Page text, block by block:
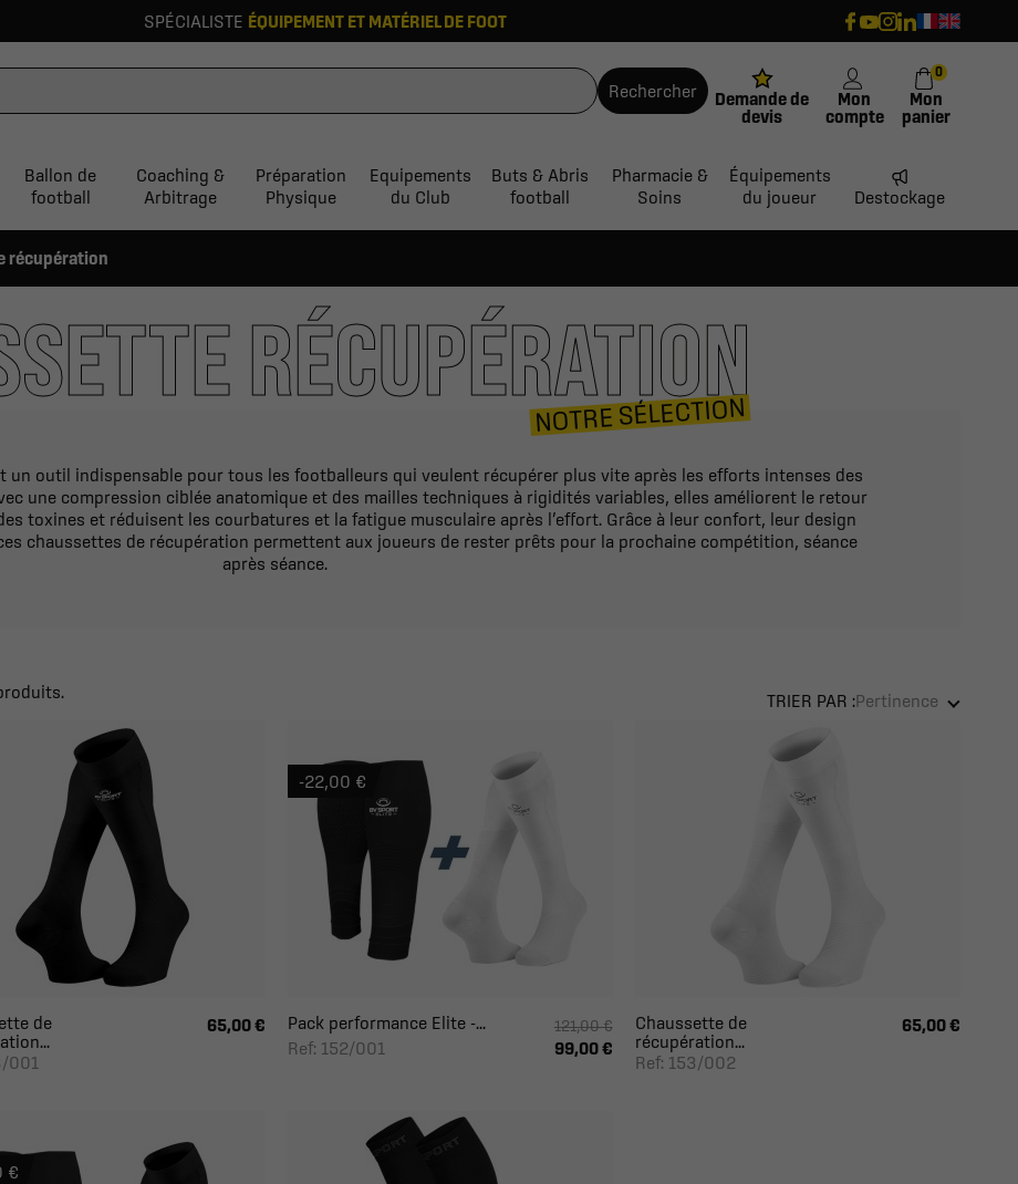
SPÉCIALISTE ÉQUIPEMENT ET MATÉRIEL DE FOOT
Rechercher
Demande de
devis
Mon
compte
Mon
panier
0
Ballon de
football
Coaching &
Arbitrage
Préparation
Physique
Equipements
du Club
Buts & Abris
football
Pharmacie &
Soins
Équipements
du joueur
Destockage
récupération
RÉCUPÉRATION
NOTRE SÉLECTION
un outil indispensable pour tous les footballeurs qui veulent récupérer plus vite après les efforts intenses des
une compression ciblée anatomique et des mailles techniques à rigidités variables, elles améliorent le retour
toxines et réduisent les courbatures et la fatigue musculaire après l’effort. Grâce à leur confort, leur design
chaussettes de récupération permettent aux joueurs de rester prêts pour la prochaine compétition, séance
après séance.
TRIER PAR :Pertinence
de
001
65,00 €
Pack performance Elite -...
Ref: 152/001
121,00 €
99,00 €
-22,00 €
Chaussette de
récupération...
Ref: 153/002
65,00 €
€